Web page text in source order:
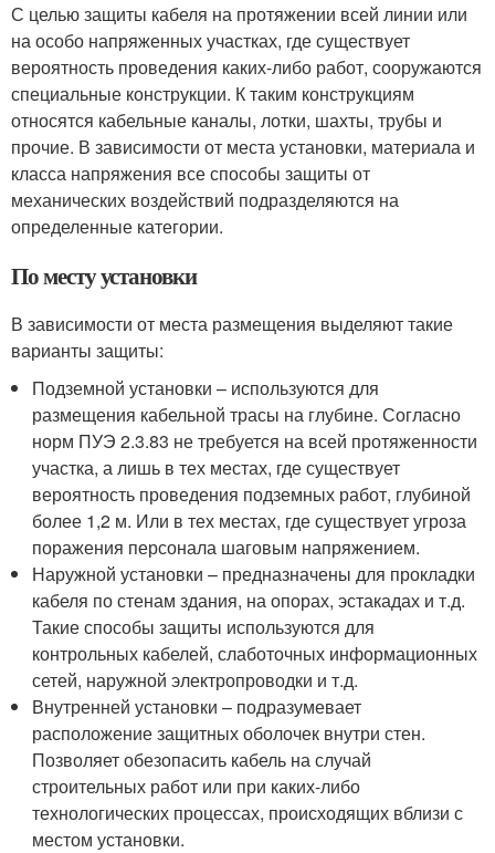
С целью защиты кабеля на протяжении всей линии или
на особо напряженных участках, где существует
вероятность проведения каких-либо работ, сооружаются
специальные конструкции. К таким конструкциям
относятся кабельные каналы, лотки, шахты, трубы и
прочие. В зависимости от места установки, материала и
класса напряжения все способы защиты от
механических воздействий подразделяются на
определенные категории.
По месту установки
В зависимости от места размещения выделяют такие
варианты защиты:
Подземной установки – используются для
размещения кабельной трасы на глубине. Согласно
норм ПУЭ 2.3.83 не требуется на всей протяженности
участка, а лишь в тех местах, где существует
вероятность проведения подземных работ, глубиной
более 1,2 м. Или в тех местах, где существует угроза
поражения персонала шаговым напряжением.
Наружной установки – предназначены для прокладки
кабеля по стенам здания, на опорах, эстакадах и т.д.
Такие способы защиты используются для
контрольных кабелей, слаботочных информационных
сетей, наружной электропроводки и т.д.
Внутренней установки – подразумевает
расположение защитных оболочек внутри стен.
Позволяет обезопасить кабель на случай
строительных работ или при каких-либо
технологических процессах, происходящих вблизи с
местом установки.